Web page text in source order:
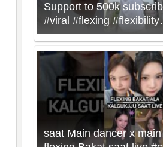
Support to 500k
#viral #flexing #flexibility
#bonebreaking #dance
saat Main dancer x